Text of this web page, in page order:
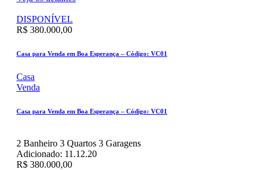
DISPONÍVEL
R$ 380.000,00
Casa para Venda em Boa Esperança – Código: VC01
Casa
Venda
Casa para Venda em Boa Esperança – Código: VC01
2 Banheiro 3 Quartos 3 Garagens
Adicionado: 11.12.20
R$ 380.000,00